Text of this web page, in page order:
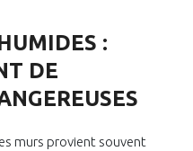
:
DE
murs provient souvent